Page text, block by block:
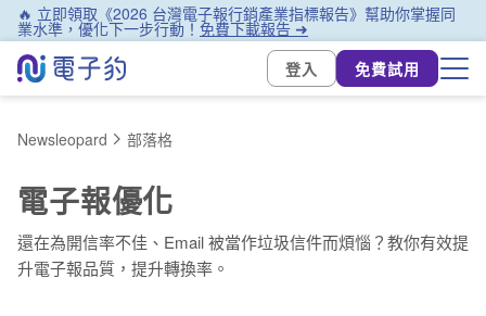
🔥 立即領取《2026 台灣電子報行銷產業指標報告》幫助你掌握同
業水準，優化下一步行動！免費下載報告 ➜
登入
免費試用
Newsleopard 部落格
電子報優化
還在為開信率不佳、Email 被當作垃圾信件而煩惱？教你有效提
升電子報品質，提升轉換率。